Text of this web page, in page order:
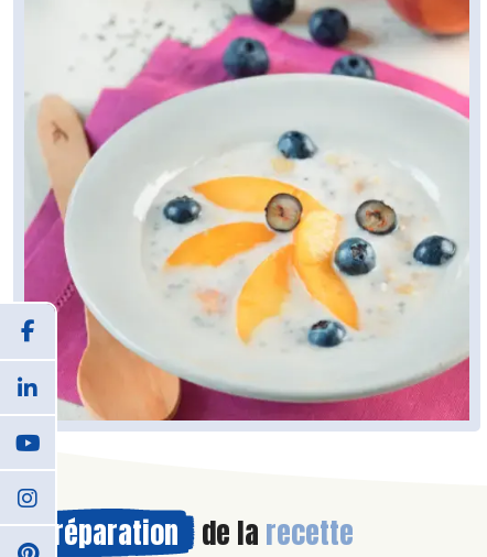
Préparation de la recette